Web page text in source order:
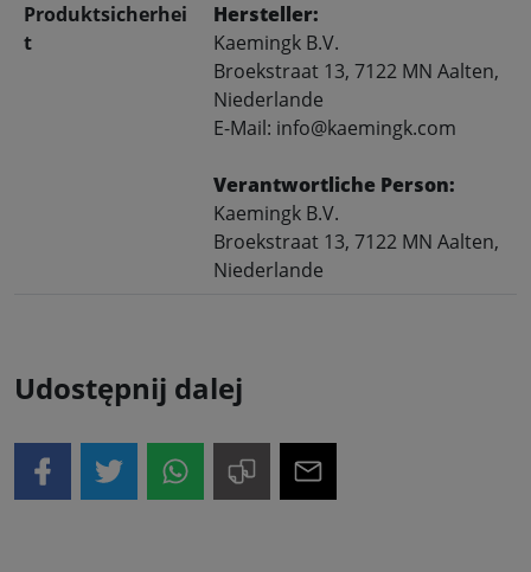
Produktsicherhei
t
Hersteller:
Kaemingk B.V.
Broekstraat 13, 7122 MN Aalten,
Niederlande
E-Mail: info@kaemingk.com
Verantwortliche Person:
Kaemingk B.V.
Broekstraat 13, 7122 MN Aalten,
Niederlande
Udostępnij dalej